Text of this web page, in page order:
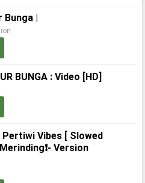
Bunga |
BUNGA : Video [HD]
Pertiwi Vibes [ Slowed
Version